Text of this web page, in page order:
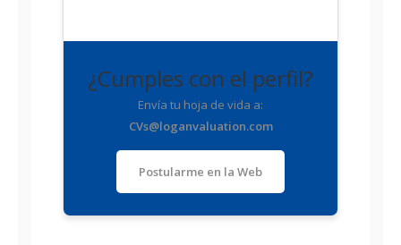
¿Cumples con el perfil?
Envía tu hoja de vida a:
CVs@loganvaluation.com
Postularme en la Web